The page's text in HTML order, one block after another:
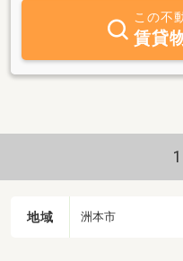
りやすく丁寧な説明を心が
をさせていただきます。
この不
賃貸
地域 洲本市